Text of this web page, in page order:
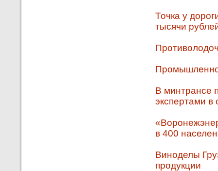
Точка у
тысячи
В минтрансе
экспертами в
в 400
Виноделы
продукции